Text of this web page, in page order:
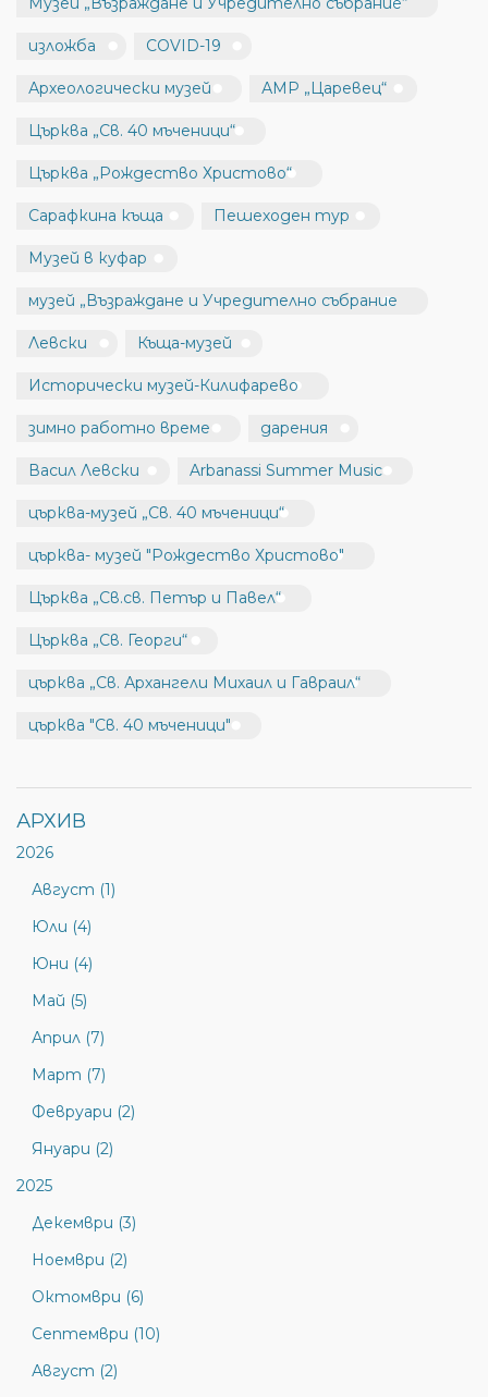
изложба COVID-19
Археологически музей АМР „Царевец“
Църква „Св. 40 мъченици“
Църква „Рождество Христово“
Сарафкина къща Пешеходен тур
Музей в куфар
музей „Възраждане и Учредително събрание
Левски Къща-музей
Исторически музей-Килифарево
зимно работно време дарения
Васил Левски Arbanassi Summer Music
църква-музей „Св. 40 мъченици“
църква- музей "Рождество Христово"
Църква „Св.св. Петър и Павел“
Църква „Св. Георги“
църква „Св. Архангели Михаил и Гавраил“
църква "Св. 40 мъченици"
АРХИВ
2026
Август (1)
Юли (4)
Юни (4)
Май (5)
Април (7)
Март (7)
Февруари (2)
Януари (2)
2025
Декември (3)
Ноември (2)
Октомври (6)
Септември (10)
Август (2)